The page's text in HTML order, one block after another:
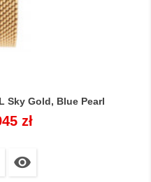
Sky Gold, Blue Pearl
zł
